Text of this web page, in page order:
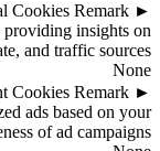
►
Cookies Remark
insights on
and traffic sources.
None
►
Cookies Remark
ads based on your
of ad campaigns.